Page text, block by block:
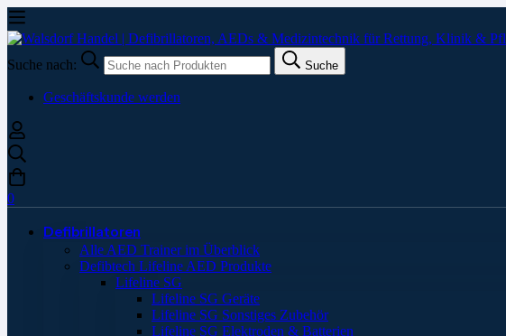
Suche nach: Suche
Geschäftskunde werden
0
Defibrillatoren
Alle AED Trainer im Überblick
Defibtech Lifeline AED Produkte
Lifeline SG
Lifeline SG Geräte
Lifeline SG Sonstiges Zubehör
Lifeline SG Elektroden & Batterien